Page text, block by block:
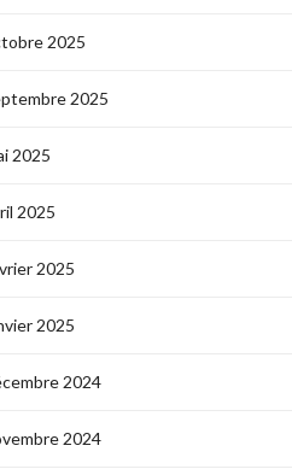
2025
2025
2025
2025
2025
2025
2024
2024